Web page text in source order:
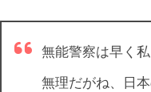
無能警察は早く
無理だがね、日